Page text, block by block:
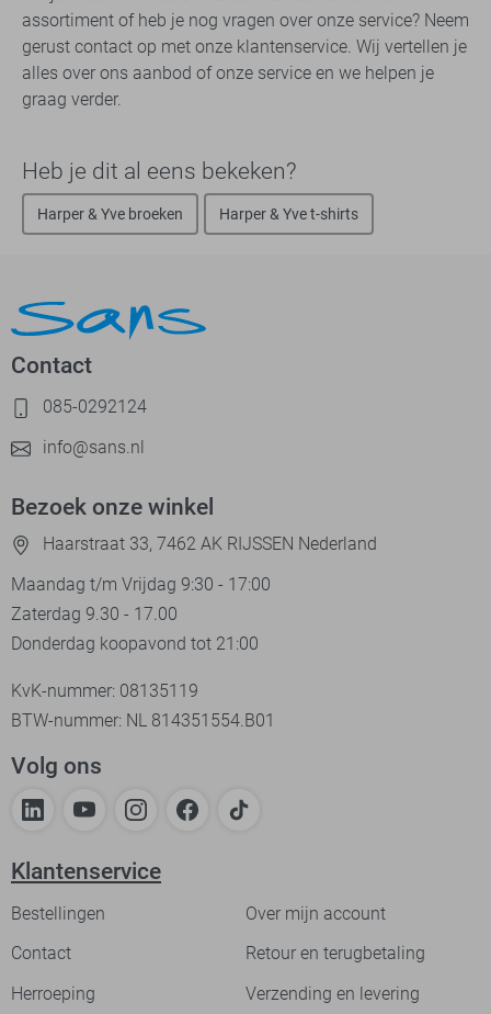
assortiment of heb je nog vragen over onze service? Neem
gerust contact op met onze klantenservice. Wij vertellen je
alles over ons aanbod of onze service en we helpen je
graag verder.
Heb je dit al eens bekeken?
Harper & Yve broeken Harper & Yve t-shirts
Contact
085-0292124
info@sans.nl
Bezoek onze winkel
Haarstraat 33, 7462 AK RIJSSEN Nederland
Maandag t/m Vrijdag 9:30 - 17:00
Zaterdag 9.30 - 17.00
Donderdag koopavond tot 21:00
KvK-nummer: 08135119
BTW-nummer: NL 814351554.B01
Volg ons
Klantenservice
Bestellingen
Over mijn account
Contact
Retour en terugbetaling
Herroeping
Verzending en levering